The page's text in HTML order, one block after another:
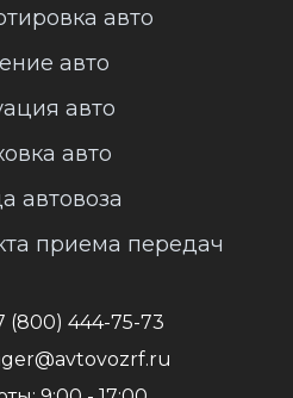
авто
авто
авто
авто
автовоза
приема передач
(800) 444-75-73